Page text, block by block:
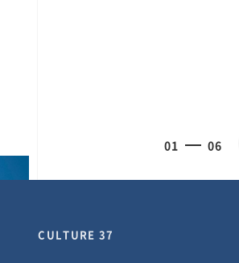
01 06
CULTURE 37